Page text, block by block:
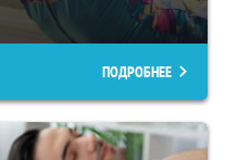
ПОДРОБНЕЕ